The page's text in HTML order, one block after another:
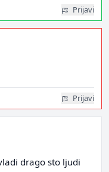
Prijavi
Prijavi
drago sto ljudi